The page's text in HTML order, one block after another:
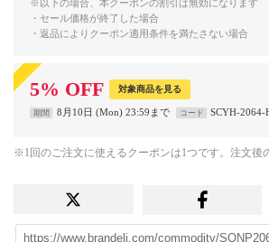
※以下の場合、本クーポンの割引は無効になります
・セール価格が終了した場合
・返品によりクーポン適用条件を満たさない場合
5% OFF 対象商品を見る
期間 8月10日 (Mon) 23:59まで コード SCYH-2064-
※1回のご注文に使えるクーポンは1つです。注文後